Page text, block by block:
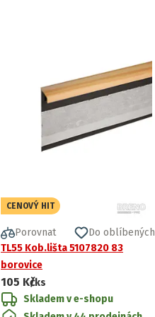
CENOVÝ HIT
Porovnat
Do oblíbených
TL55 Kob.lišta 5107820 83
borovice
105 Kč/ks
Skladem v e-shopu